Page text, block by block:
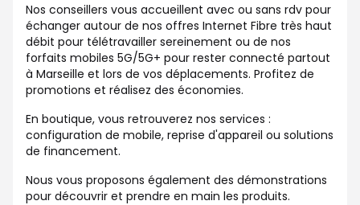
Nos conseillers vous accueillent avec ou sans rdv pour
échanger autour de nos offres Internet Fibre très haut
débit pour télétravailler sereinement ou de nos
forfaits mobiles 5G/5G+ pour rester connecté partout
à Marseille et lors de vos déplacements. Profitez de
promotions et réalisez des économies.
En boutique, vous retrouverez nos services :
configuration de mobile, reprise d'appareil ou solutions
de financement.
Nous vous proposons également des démonstrations
pour découvrir et prendre en main les produits.